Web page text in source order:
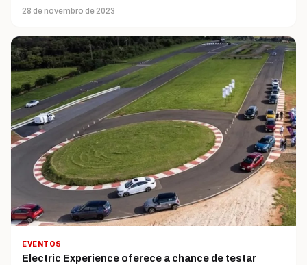
28 de novembro de 2023
EVENTOS
Electric Experience oferece a chance de testar